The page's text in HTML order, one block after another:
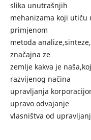
slika unutrašnjih
mehanizama koji utiču
primjenom
metoda
značajna ze
zemlje kakva je
razvijenog načina
upravljanja
upravo odvajanje
vlasništva od